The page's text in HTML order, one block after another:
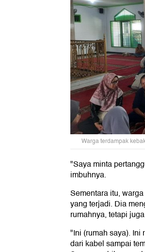
Warga terdampak
"Saya minta
imbuhnya.
Sementara itu,
yang terjadi. Dia
rumahnya, tetapi
"Ini (rumah saya). Ini
dari kabel sampai